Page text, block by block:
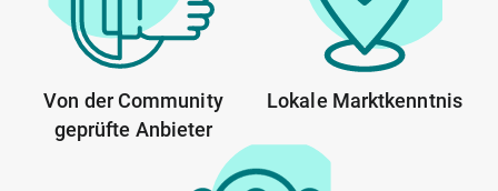
Von der Community
geprüfte Anbieter
Lokale Marktkenntnis